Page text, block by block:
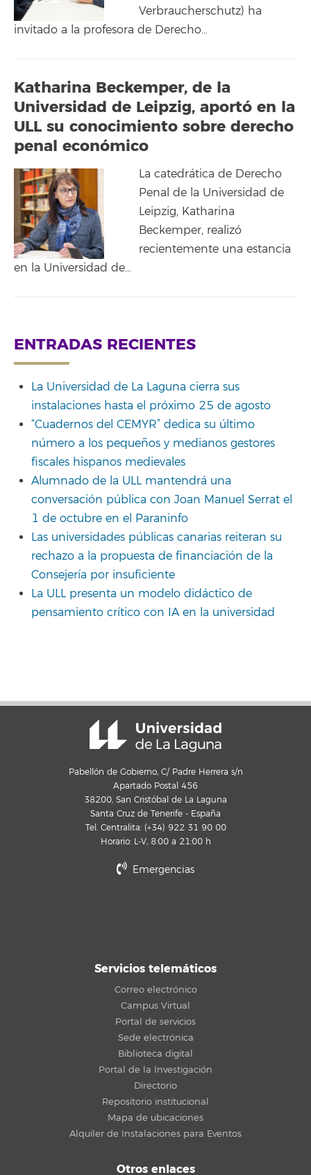
Verbraucherschutz) ha
invitado a la profesora de Derecho…
Katharina Beckemper, de la
Universidad de Leipzig, aportó en la
ULL su conocimiento sobre derecho
penal económico
La catedrática de Derecho
Penal de la Universidad de
Leipzig, Katharina
Beckemper, realizó
recientemente una estancia
en la Universidad de…
ENTRADAS RECIENTES
La Universidad de La Laguna cierra sus
instalaciones hasta el próximo 25 de agosto
“Cuadernos del CEMYR” dedica su último
número a los pequeños y medianos gestores
fiscales hispanos medievales
Alumnado de la ULL mantendrá una
conversación pública con Joan Manuel Serrat el
1 de octubre en el Paraninfo
Las universidades públicas canarias reiteran su
rechazo a la propuesta de financiación de la
Consejería por insuficiente
La ULL presenta un modelo didáctico de
pensamiento crítico con IA en la universidad
Pabellón de Gobierno, C/ Padre Herrera s/n
Apartado Postal 456
38200, San Cristóbal de La Laguna
Santa Cruz de Tenerife - España
Tel. Centralita: (+34) 922 31 90 00
Horario: L-V, 8:00 a 21:00 h
Emergencias
Servicios telemáticos
Correo electrónico
Campus Virtual
Portal de servicios
Sede electrónica
Biblioteca digital
Portal de la Investigación
Directorio
Repositorio institucional
Mapa de ubicaciones
Alquiler de Instalaciones para Eventos
Otros enlaces